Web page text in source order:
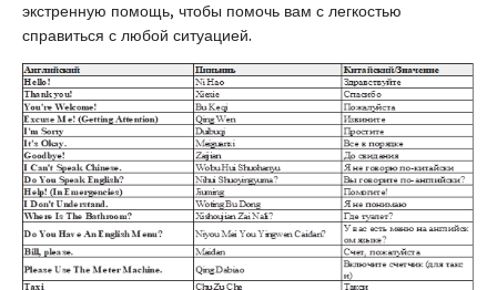
экстренную помощь, чтобы помочь вам с легкостью
справиться с любой ситуацией.